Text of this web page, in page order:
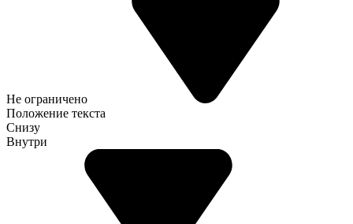
Не ограничено
Положение текста
Снизу
Внутри